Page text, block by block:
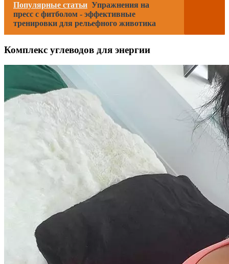
Популярные статьи Упражнения на
пресс с фитболом - эффективные
тренировки для рельефного животика
Комплекс углеводов для энергии